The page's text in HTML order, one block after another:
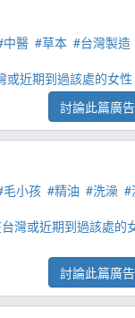
中醫 #草本 #台灣製造
或近期到過該處的女性
討論此篇廣告
毛小孩 #精油 #洗澡 #
灣或近期到過該處的
討論此篇廣告